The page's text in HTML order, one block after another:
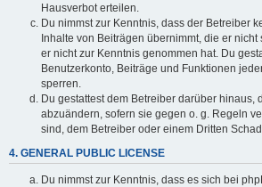
Hausverbot erteilen.
Du nimmst zur Kenntnis, dass der Betreiber
Inhalte von Beiträgen übernimmt, die er nicht
er nicht zur Kenntnis genommen hat. Du
Benutzerkonto, Beiträge und Funktionen
sperren.
Du gestattest dem Betreiber darüber hinaus,
abzuändern, sofern sie gegen o. g. Regeln
sind, dem Betreiber oder einem Dritten
4. GENERAL PUBLIC LICENSE
Du nimmst zur Kenntnis, dass es sich bei